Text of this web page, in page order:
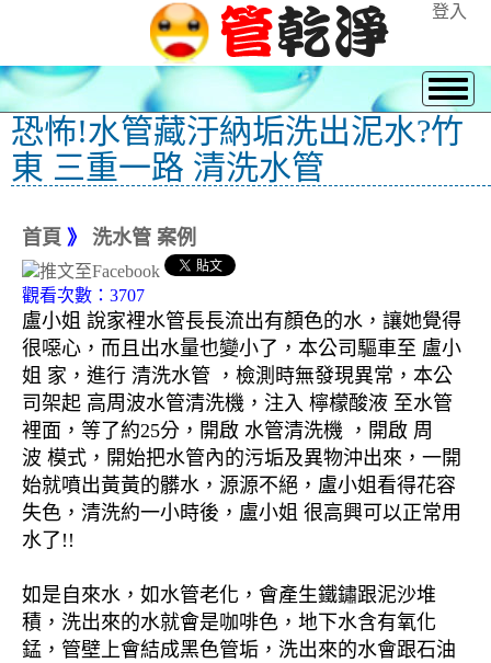
登入
恐怖!水管藏汙納垢洗出泥水?竹
東 三重一路 清洗水管
首頁 》 洗水管 案例
觀看次數：3707
盧小姐 說家裡水管長長流出有顏色的水，讓她覺得
很噁心，而且出水量也變小了，本公司驅車至 盧小
姐 家，進行 清洗水管 ，檢測時無發現異常，本公
司架起 高周波水管清洗機，注入 檸檬酸液 至水管
裡面，等了約25分，開啟 水管清洗機 ，開啟 周
波 模式，開始把水管內的污垢及異物沖出來，一開
始就噴出黃黃的髒水，源源不絕，盧小姐看得花容
失色，清洗約一小時後，盧小姐 很高興可以正常用
水了!!
如是自來水，如水管老化，會產生鐵鏽跟泥沙堆
積，洗出來的水就會是咖啡色，地下水含有氧化
錳，管壁上會結成黑色管垢，洗出來的水會跟石油